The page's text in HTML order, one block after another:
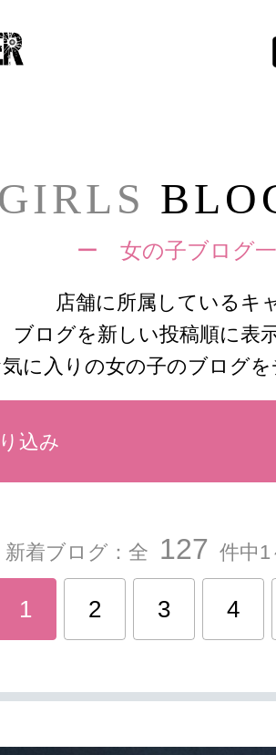
GIRLS
ー 女の子ブログ
店舗に所属しているキ
ブログを新しい投稿順に表
に入りの女の子のブログ
込み
新着ブログ：全 127 件中1
1 2 3 4